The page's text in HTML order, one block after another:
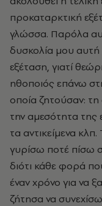
προκαταρκτική
γλώσσα. Παρόλα
δυσκολία μου αυτή
εξέταση, γιατί
ηθοποιός επάνω
οποία ζητούσαν:
την αμεσότητα της
τα αντικείμενα
γυρίσω ποτέ πίσω
διότι κάθε φορά
έναν χρόνο για να
ζήτησα να